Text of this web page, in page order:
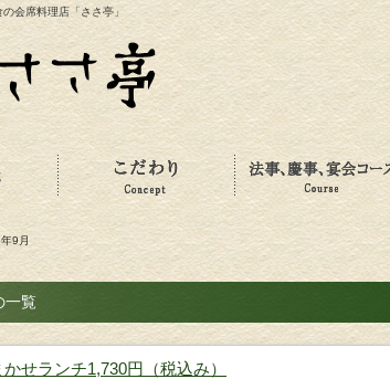
会席料理店「ささ亭」
9月
一覧
せランチ1,730円（税込み）